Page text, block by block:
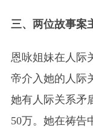
三、两位故事案
恩咏姐妹在人际
帝介入她的人际
她有人际关系矛
50万。她在祷告